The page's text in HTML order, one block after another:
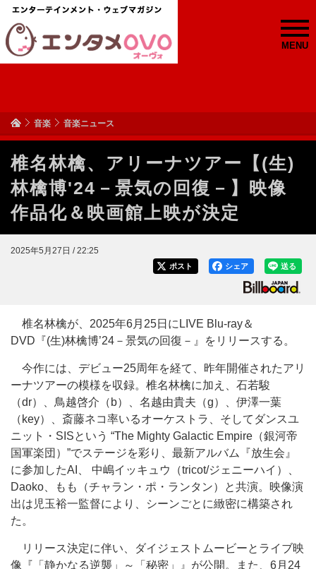
MENU
音楽 音楽ニュース
椎名林檎、アリーナツアー【(生)
林檎博'24－景気の回復－】映像
作品化＆映画館上映が決定
2025年5月27日 / 22:25
送る
シェア
ポスト
椎名林檎が、2025年6月25日にLIVE Blu-ray＆
DVD『(生)林檎博’24－景気の回復－』をリリースする。
今作には、デビュー25周年を経て、昨年開催されたアリ
ーナツアーの模様を収録。椎名林檎に加え、石若駿
（dr）、鳥越啓介（b）、名越由貴夫（g）、伊澤一葉
（key）、斎藤ネコ率いるオーケストラ、そしてダンスユ
ニット・SISという “The Mighty Galactic Empire（銀河帝
国軍楽団）”でステージを彩り、最新アルバム『放生会』
に参加したAI、 中嶋イッキュウ（tricot/ジェニーハイ）、
Daoko、もも（チャラン・ポ・ランタン）と共演。映像演
出は児玉裕一監督により、シーンごとに緻密に構築され
た。
リリース決定に伴い、ダイジェストムービーとライブ映
像『「静かなる逆襲」～「秘密」』が公開。また、6月24